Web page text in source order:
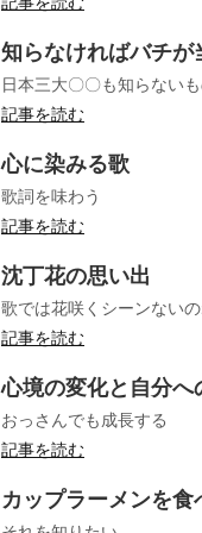
知らなければバチが
日本三大〇〇も知らない
記事を読む
心に染みる歌
歌詞を味わう
記事を読む
沈丁花の思い出
歌では花咲くシーンない
記事を読む
心境の変化と自分へ
おっさんでも成長する
記事を読む
カップラーメンを